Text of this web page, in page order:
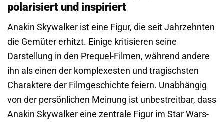
polarisiert und inspiriert
Anakin Skywalker ist eine Figur, die seit Jahrzehnten
die Gemüter erhitzt. Einige kritisieren seine
Darstellung in den Prequel-Filmen, während andere
ihn als einen der komplexesten und tragischsten
Charaktere der Filmgeschichte feiern. Unabhängig
von der persönlichen Meinung ist unbestreitbar, dass
Anakin Skywalker eine zentrale Figur im Star Wars-